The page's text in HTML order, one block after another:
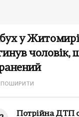
у
чоловік,
ПОШИРИТИ
Потрійна ДТП